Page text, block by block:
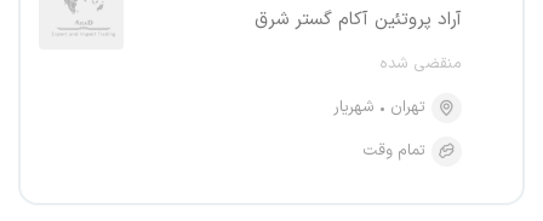
آراد پروتئین آکام گستر شرق
منقضی شده
تهران
شهریار
تمام وقت